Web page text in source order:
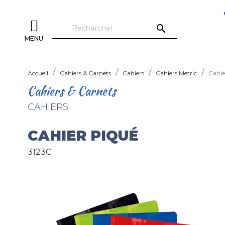
MENU
search
Accueil Cahiers & Carnets Cahiers Cahiers Metric
Cahiers & Carnets
CAHIERS
CAHIER PIQUÉ
3123C